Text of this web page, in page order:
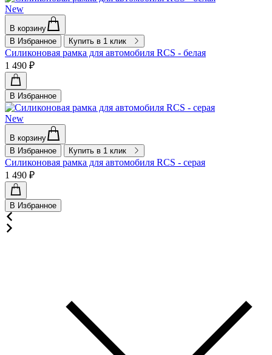
New
В корзину
В Избранное
Купить в 1 клик
Силиконовая рамка для автомобиля RCS - белая
1 490 ₽
В Избранное
New
В корзину
В Избранное
Купить в 1 клик
Силиконовая рамка для автомобиля RCS - серая
1 490 ₽
В Избранное